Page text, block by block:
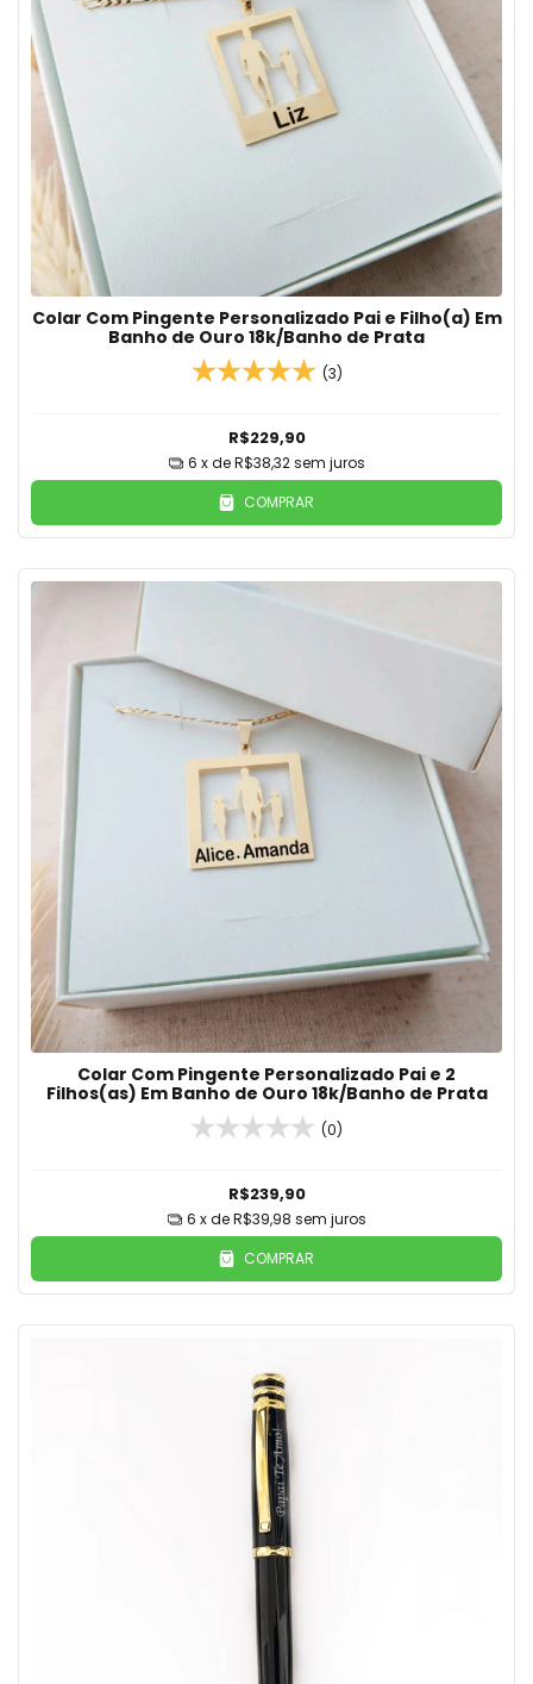
Colar Com Pingente Personalizado Pai e Filho(a) Em
Banho de Ouro 18k/Banho de Prata
(3)
R$229,90
6 x deR$38,32 sem juros
COMPRAR
Colar Com Pingente Personalizado Pai e 2
Filhos(as) Em Banho de Ouro 18k/Banho de Prata
(0)
R$239,90
6 x deR$39,98 sem juros
COMPRAR